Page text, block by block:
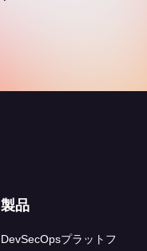
製品
DevSecOpsプラットフ